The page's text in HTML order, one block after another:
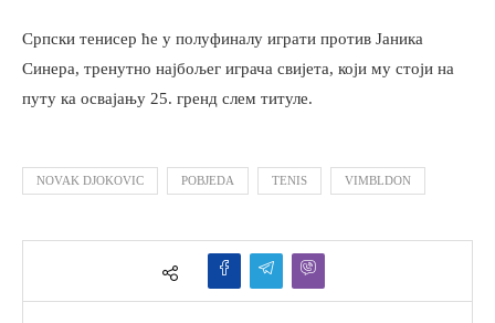
Српски тенисер ће у полуфиналу играти против Јаника
Синера, тренутно најбољег играча свијета, који му стоји на
путу ка освајању 25. гренд слем титуле.
NOVAK DJOKOVIC POBJEDA TENIS VIMBLDON